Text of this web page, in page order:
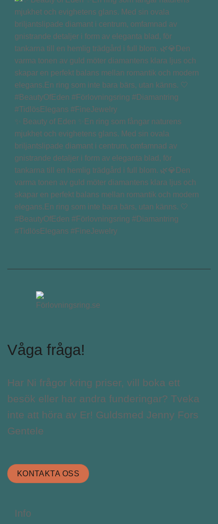
✨ Beauty of Eden ✨En ring som fångar naturens
mjukhet och evighetens glans. Med sin ovala
briljantslipade diamant i centrum, omfamnad av
gnistrande detaljer i form av eleganta blad, för
tankarna till en hemlig trädgård i full blom. 🌿💎Den
varma tonen av guld möter diamantens klara ljus och
skapar en perfekt balans mellan romantik och modern
elegans.En ring som inte bara bärs, utan känns. 🤍
#BeautyOfEden #Förlovningsring #Diamantring
#TidlösElegans #FineJewelry
Våga fråga!
Har Ni frågor kring priser, vill boka ett
besök eller har andra funderingar? Tveka
inte att höra av Er! Guldsmed Jenny Fors
Gentele
KONTAKTA OSS
Info